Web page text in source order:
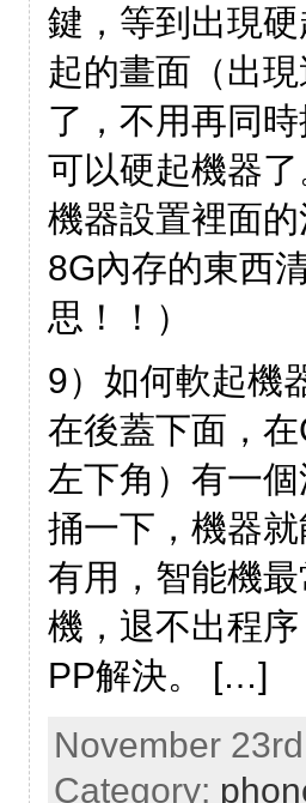
鍵，等到出現
起的畫面（出
了，不用再同
可以硬起機器
機器設置裡面
8G內存的東西
思！！）
9）如何軟起機
在後蓋下面，
左下角）有一
捅一下，機器
有用，智能機
機，退不出程
PP解決。 […]
November
Category: